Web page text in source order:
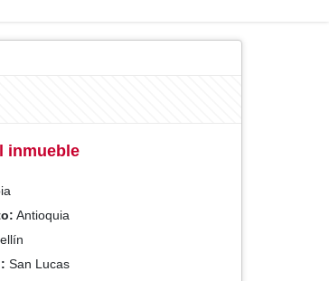
inmueble
Antioquia
San Lucas